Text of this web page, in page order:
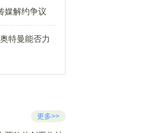
媒解约争议
特曼能否力
更多>>